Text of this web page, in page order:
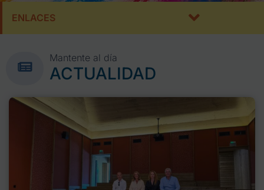
ENLACES
Mantente al día
ACTUALIDAD